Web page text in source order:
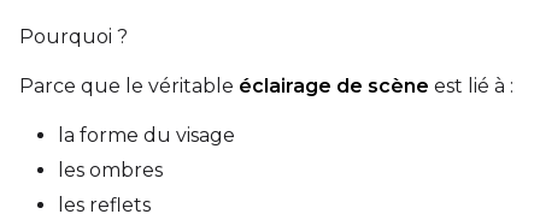
Regularization
Pourquoi ?
Parce que le véritable éclairage de scène est lié à :
la forme du visage
les ombres
les reflets